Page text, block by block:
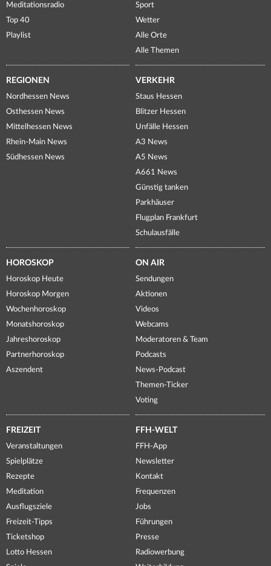
Meditationsradio
Top 40
Playlist
Sport
Wetter
Alle Orte
Alle Themen
REGIONEN
Nordhessen News
Osthessen News
Mittelhessen News
Rhein-Main News
Südhessen News
VERKEHR
Staus Hessen
Blitzer Hessen
Unfälle Hessen
A3 News
A5 News
A661 News
Günstig tanken
Parkhäuser
Flugplan Frankfurt
Schulausfälle
HOROSKOP
Horoskop Heute
Horoskop Morgen
Wochenhoroskop
Monatshoroskop
Jahreshoroskop
Partnerhoroskop
Aszendent
ON AIR
Sendungen
Aktionen
Videos
Webcams
Moderatoren & Team
Podcasts
News-Podcast
Themen-Ticker
Voting
FREIZEIT
Veranstaltungen
Spielplätze
Rezepte
Meditation
Ausflugsziele
Freizeit-Tipps
Ticketshop
Lotto Hessen
FFH-WELT
FFH-App
Newsletter
Kontakt
Frequenzen
Jobs
Führungen
Presse
Radiowerbung